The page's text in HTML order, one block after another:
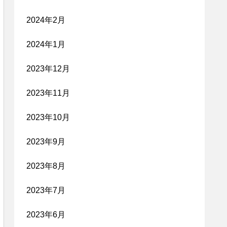
2024年2月
2024年1月
2023年12月
2023年11月
2023年10月
2023年9月
2023年8月
2023年7月
2023年6月